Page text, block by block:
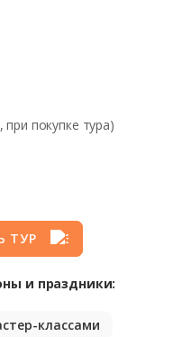
покупке тура)
ТУР
и праздники:
классами